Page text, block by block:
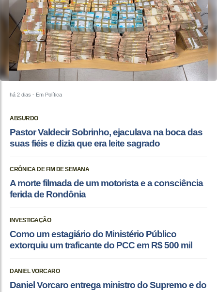
há 2 dias - Em Política
ABSURDO
Pastor Valdecir Sobrinho, ejaculava na boca das
suas fiéis e dizia que era leite sagrado
CRÔNICA DE FIM DE SEMANA
A morte filmada de um motorista e a consciência
ferida de Rondônia
INVESTIGAÇÃO
Como um estagiário do Ministério Público
extorquiu um traficante do PCC em R$ 500 mil
DANIEL VORCARO
Daniel Vorcaro entrega ministro do Supremo e do